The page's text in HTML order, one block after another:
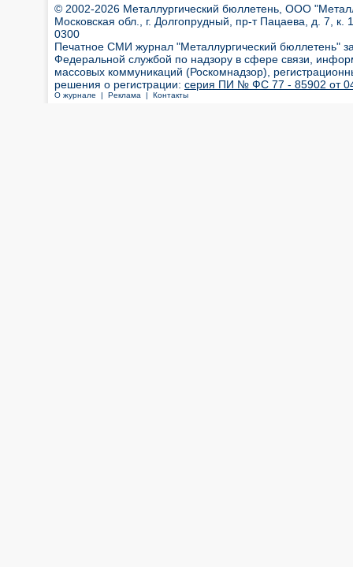
© 2002-2026 Металлургический бюллетень, ООО
Московская обл., г. Долгопрудный, пр-т Пацаева, д. 7,
0300
Печатное СМИ журнал "Металлургический бюллетень"
Федеральной службой по надзору в сфере связи,
массовых коммуникаций (Роскомнадзор),
решения о регистрации: серия ПИ № ФС 77 - 85902 от 04
О журнале | Реклама | Контакты